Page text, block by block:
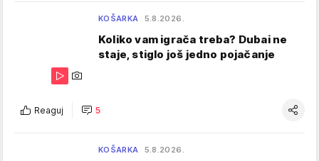
KOŠARKA 5.8.2026.
Koliko vam igrača treba? Dubai ne
staje, stiglo još jedno pojačanje
Reaguj 5
KOŠARKA 5.8.2026.